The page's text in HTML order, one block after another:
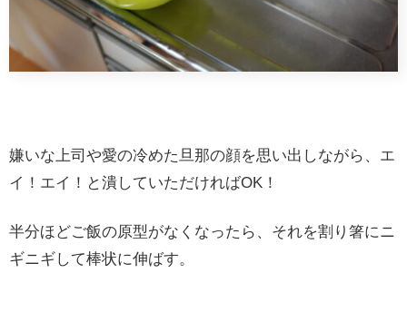
嫌いな上司や愛の冷めた旦那の顔を思い出しながら、エ
イ！エイ！と潰していただければOK！
半分ほどご飯の原型がなくなったら、それを割り箸にニ
ギニギして棒状に伸ばす。